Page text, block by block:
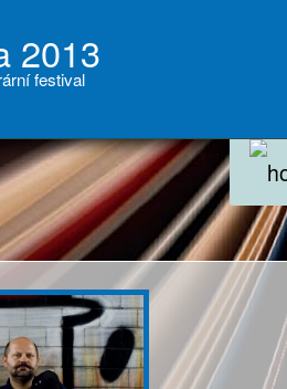
2013
festival